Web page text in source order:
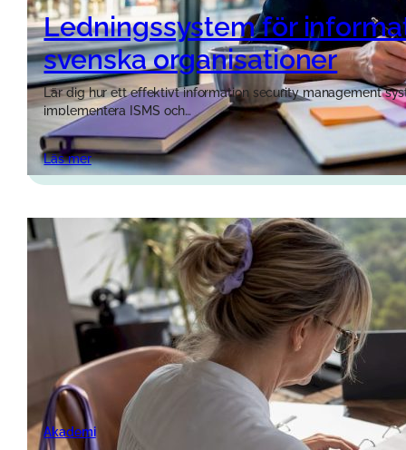
Ledningssystem för
svenska organisationer
Lär dig hur ett effektivt information security management
implementera ISMS och…
Läs mer
Akademi